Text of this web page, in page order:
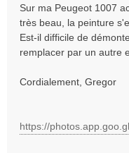
g
e
Sur ma Peugeot 1007
très beau, la peinture
Est-il difficile de
remplacer par un autre
Cordialement, Gregor
https://